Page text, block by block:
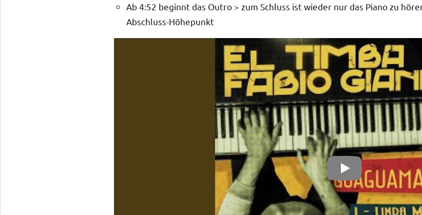
Ab 4:52 beginnt das Outro > zum Schluss ist wieder nur das Piano zu
Abschluss-Höhepunkt